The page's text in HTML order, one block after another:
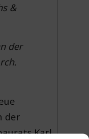
&
der
der
Karl